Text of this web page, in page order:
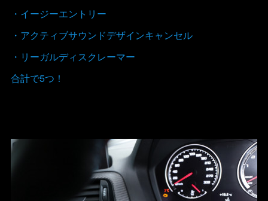
・イージーエントリー
・アクティブサウンドデザインキャンセル
・リーガルディスクレーマー
合計で5つ！